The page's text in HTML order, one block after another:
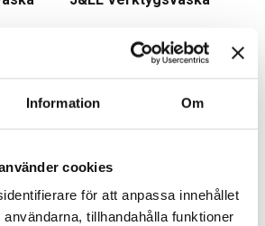
Information Om
cookies
för att anpassa innehållet
tillhandahålla funktioner
LÄGG I VARUKORG
Skickas inom 6-8 arbetsdagar